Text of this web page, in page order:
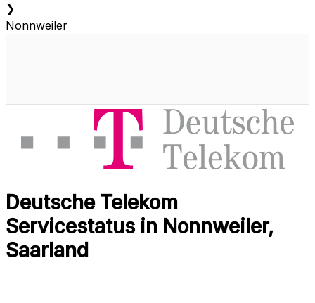
❯
Nonnweiler
Deutsche Telekom
Servicestatus in Nonnweiler,
Saarland